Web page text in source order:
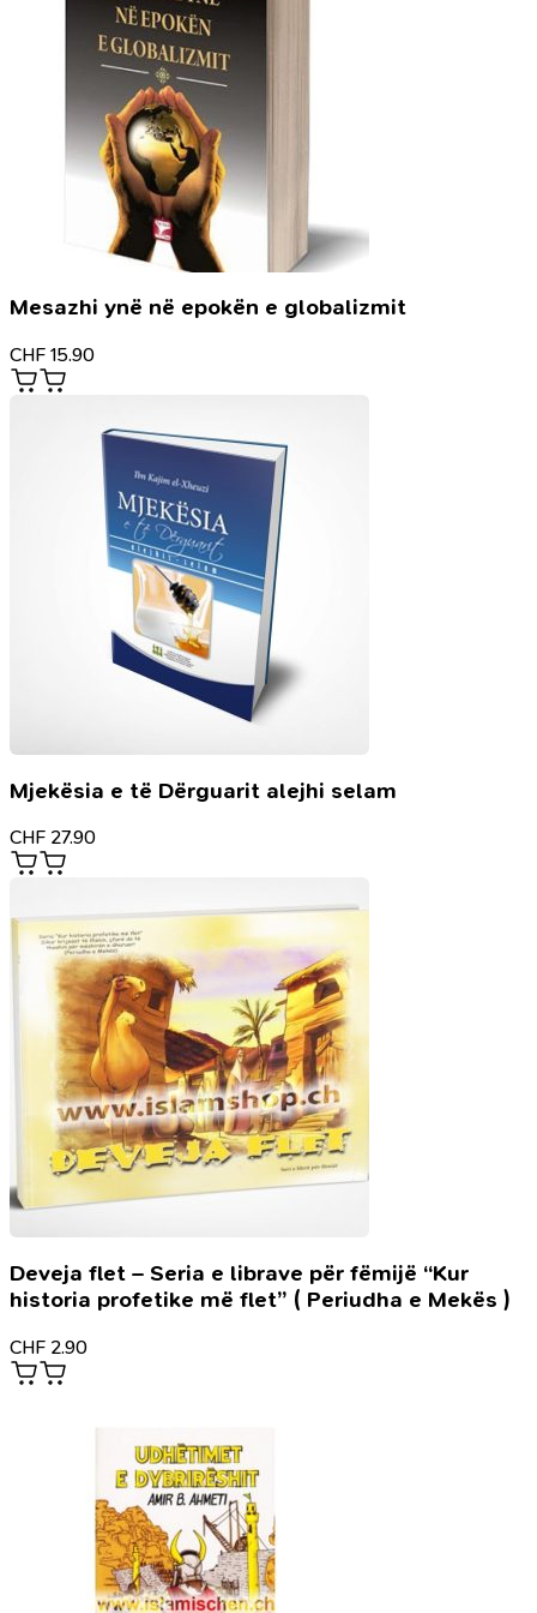
Mesazhi ynë në epokën e globalizmit
CHF 15.90
Mjekësia e të Dërguarit alejhi selam
CHF 27.90
Deveja flet – Seria e librave për fëmijë “Kur
historia profetike më flet” ( Periudha e Mekës )
CHF 2.90